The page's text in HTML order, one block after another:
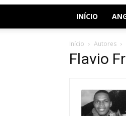
INÍCIO
Início Autores
Flavio